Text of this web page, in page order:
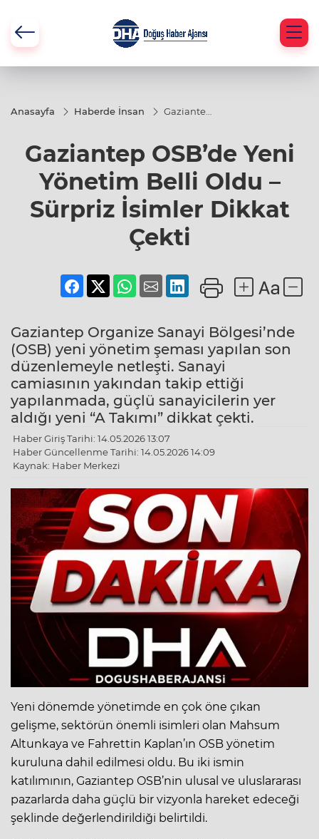
Anasayfa Haberde İnsan
Gaziantep
Yönetim
Belli Oldu
İsimler
Dikkat
Çekti
Gaziantep OSB’de Yeni
Yönetim Belli Oldu –
Sürpriz İsimler Dikkat
Çekti
Gaziantep Organize Sanayi Bölgesi’nde
(OSB) yeni yönetim şeması yapılan son
düzenlemeyle netleşti. Sanayi
camiasının yakından takip ettiği
yapılanmada, güçlü sanayicilerin yer
aldığı yeni “A Takımı” dikkat çekti.
Haber Giriş Tarihi: 14.05.2026 13:07
Haber Güncellenme Tarihi: 14.05.2026 14:09
Kaynak: Haber Merkezi
Yeni dönemde yönetimde en çok öne çıkan
gelişme, sektörün önemli isimleri olan Mahsum
Altunkaya ve Fahrettin Kaplan’ın OSB yönetim
kuruluna dahil edilmesi oldu. Bu iki ismin
katılımının, Gaziantep OSB’nin ulusal ve uluslararası
pazarlarda daha güçlü bir vizyonla hareket edeceği
şeklinde değerlendirildiği belirtildi.